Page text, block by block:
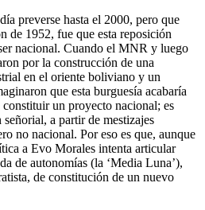
preverse hasta el 2000, pero que
de 1952, fue que esta reposición
nacional. Cuando el MNR y luego
por la construcción de una
en el oriente boliviano y un
que esta burguesía acabaría
un proyecto nacional; es
a partir de mestizajes
no nacional. Por eso es que, aunque
a Evo Morales intenta articular
de autonomías (la ‘Media Luna’),
de constitución de un nuevo